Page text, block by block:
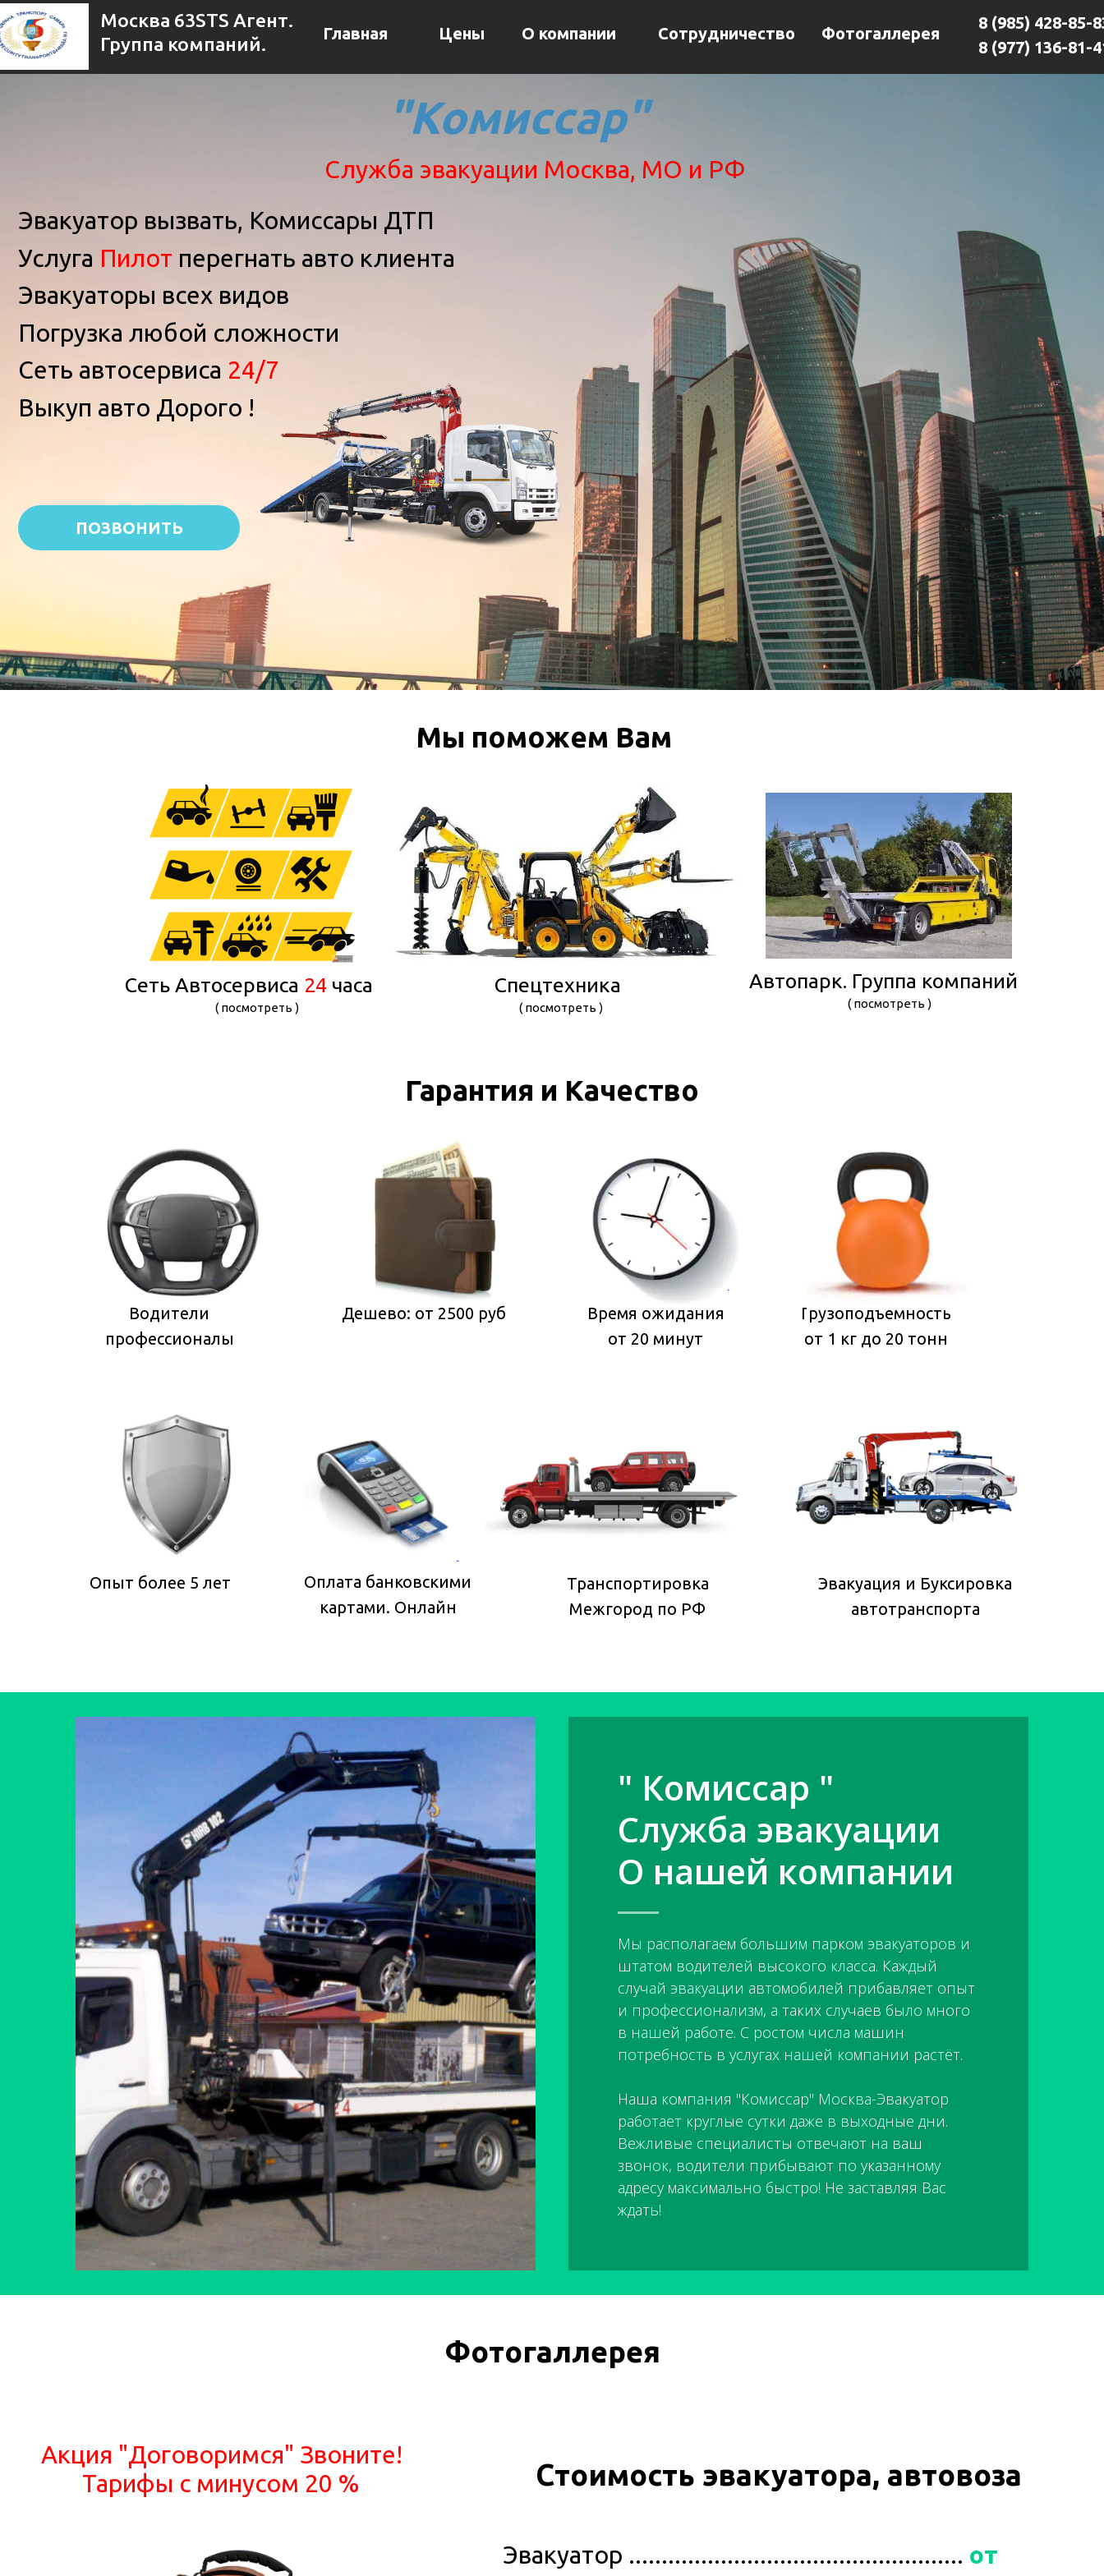
Главная Фотогаллерея
О компании Сотрудничество
Цены
Москва 63STS Агент.
Группа компаний.
8 (985) 428-85-
8 (977) 136-81-
Эвакуатор вызвать, Комиссары ДТП
Услуга Пилот перегнать авто клиента
Сеть автосервиса 24/7
Выкуп авто Дорого !
ПОЗВОНИТЬ
Служба эвакуации Москва, МО и РФ
"Комиссар"
Эвакуаторы всех видов
Погрузка любой сложности
Сеть Автосервиса 24 часа
Мы поможем Вам
Автопарк. Группа компаний
Спецтехника
( посмотреть ) ( посмотреть ) ( посмотреть )
Водители
профессионалы
Гарантия и Качество
Транспортировка
Межгород по РФ
Опыт более 5 лет
Дешево: от 2500 руб
Время ожидания
от 20 минут
Грузоподъемность
от 1 кг до 20 тонн
Эвакуация и Буксировка
автотранспорта
Оплата банковскими
картами. Онлайн
" Комиссар "
Служба эвакуации
О нашей компании
Мы располагаем большим парком эвакуаторов и
штатом водителей высокого класса. Каждый
случай эвакуации автомобилей прибавляет опыт
и профессионализм, а таких случаев было много
в нашей работе. С ростом числа машин
потребность в услугах нашей компании растёт.
Наша компания "Комиссар" Москва-Эвакуатор
работает круглые сутки даже в выходные дни.
Вежливые специалисты отвечают на ваш
звонок, водители прибывают по указанному
адресу максимально быстро! Не заставляя Вас
ждать!
Фотогаллерея
Стоимость эвакуатора, автовоза
Эвакуатор ................................................... от
Акция "Договоримся" Звоните!
Тарифы с минусом 20 %